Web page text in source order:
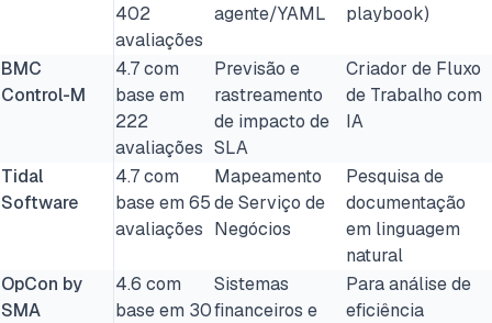
402
avaliações
agente/YAML
playbook)
BMC
Control-M
4.7 com
base em
222
avaliações
Previsão e
rastreamento
de impacto de
SLA
Criador de Fluxo
de Trabalho com
IA
Tidal
Software
4.7 com
base em 65
avaliações
Mapeamento
de Serviço de
Negócios
Pesquisa de
documentação
em linguagem
natural
OpCon by
SMA
4.6 com
base em 30
Sistemas
financeiros e
Para análise de
eficiência